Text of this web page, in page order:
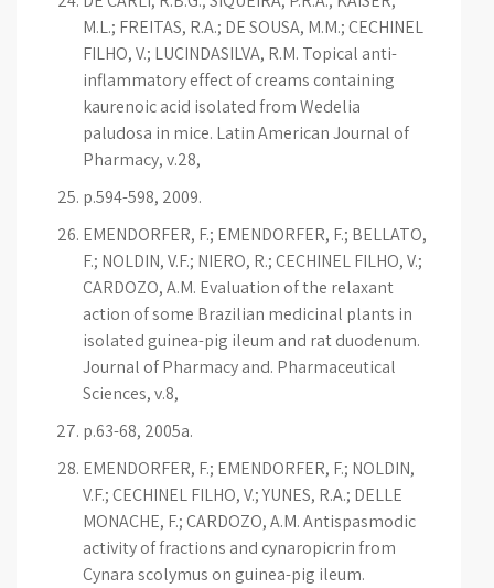
M.L.; FREITAS, R.A.; DE SOUSA, M.M.; CECHINEL
FILHO, V.; LUCINDASILVA, R.M. Topical anti-
inflammatory effect of creams containing
kaurenoic acid isolated from Wedelia
paludosa in mice. Latin American Journal of
Pharmacy, v.28,
p.594-598, 2009.
EMENDORFER, F.; EMENDORFER, F.; BELLATO,
F.; NOLDIN, V.F.; NIERO, R.; CECHINEL FILHO, V.;
CARDOZO, A.M. Evaluation of the relaxant
action of some Brazilian medicinal plants in
isolated guinea-pig ileum and rat duodenum.
Journal of Pharmacy and. Pharmaceutical
Sciences, v.8,
p.63-68, 2005a.
EMENDORFER, F.; EMENDORFER, F.; NOLDIN,
V.F.; CECHINEL FILHO, V.; YUNES, R.A.; DELLE
MONACHE, F.; CARDOZO, A.M. Antispasmodic
activity of fractions and cynaropicrin from
Cynara scolymus on guinea-pig ileum.